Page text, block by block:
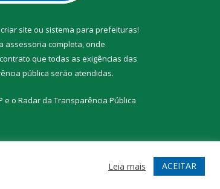
criar site ou sistema para prefeituras!
assessoria completa, onde
que todas as exigências das
pública serão atendidas.
e o Radar da Transparência Pública
Acessar Webmail
Leia mais ACEITAR